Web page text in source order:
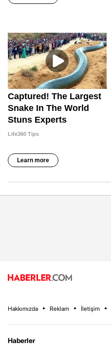
Hakkımızda Reklam İletişim
Haberler